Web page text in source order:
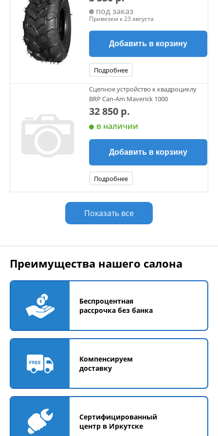
под заказ
Привезем к 23 августа
Добавить в корзину
Подробнее
Сцепное устройство к квадроциклу
BRP Can-Am Maverick 1000
32 850 р.
в наличии
Добавить в корзину
Подробнее
Показать все
Преимущества нашего салона
Беспроцентная
рассрочка без банка
Компенсируем
доставку
Сертифицированный
центр в Иркутске